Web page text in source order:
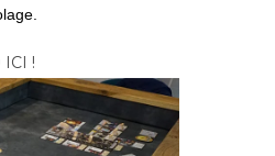
|
bêtes et beta
ICI !